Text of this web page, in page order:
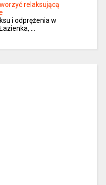
relaksującą
i odprężenia w
…